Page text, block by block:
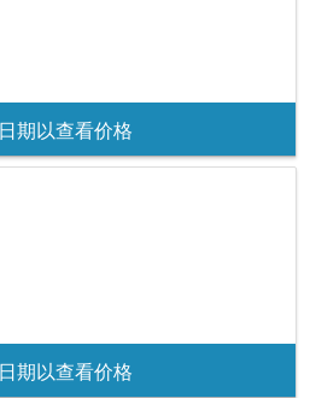
期以查看价格
期以查看价格